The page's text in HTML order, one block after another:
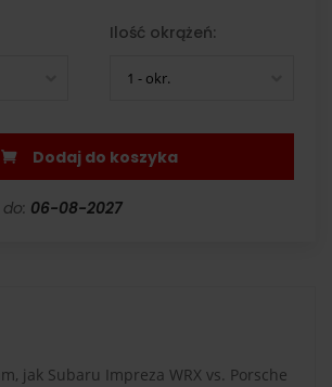
Ilość okrążeń:
1 - okr.
Dodaj do koszyka
06-08-2027
jak Subaru Impreza WRX vs. Porsche